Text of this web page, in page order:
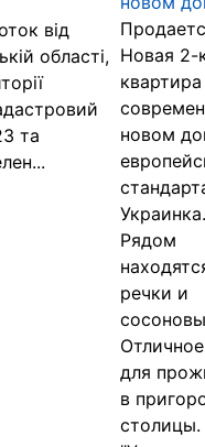
від
області,
та
Новая 2-
новом
Украинка.
Рядом
речки и
для
в